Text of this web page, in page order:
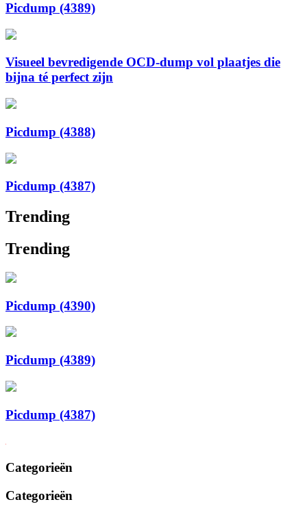
Picdump (4389)
Visueel bevredigende OCD-dump vol plaatjes die
bijna té perfect zijn
Picdump (4388)
Picdump (4387)
Trending
Trending
Picdump (4390)
Picdump (4389)
Picdump (4387)
Categorieën
Categorieën